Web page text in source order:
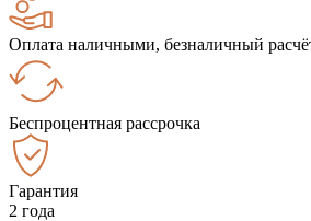
Оплата наличными, безналичный
Беспроцентная рассрочка
Гарантия
2 года